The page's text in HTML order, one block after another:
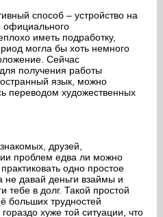
способ – устройство на
иметь подработку,
могла бы хоть немного
Сейчас
получения работы
язык, можно
переводом художественных
друзей,
проблем едва ли можно
одно простое
не давай деньги взаймы и
тебе в долг. Такой простой
больших трудностей
хуже той ситуации, что